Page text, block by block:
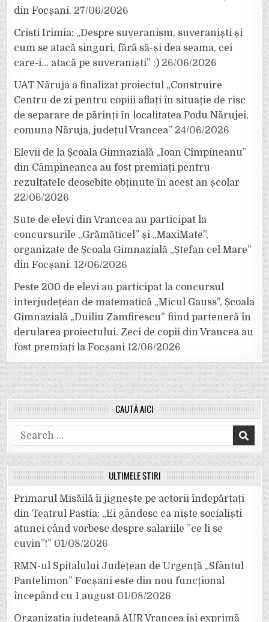
din Focșani. 27/06/2026
Cristi Irimia: „Despre suveranism, suveraniști și
cum se atacă singuri, fără să-și dea seama, cei
care-i… atacă pe suveraniști” :) 26/06/2026
UAT Năruja a finalizat proiectul „Construire
Centru de zi pentru copiii aflați în situație de risc
de separare de părinți în localitatea Podu Nărujei,
comuna Năruja, județul Vrancea” 24/06/2026
Elevii de la Școala Gimnazială „Ioan Cîmpineanu”
din Câmpineanca au fost premiați pentru
rezultatele deosebite obținute în acest an școlar
22/06/2026
Sute de elevi din Vrancea au participat la
concursurile „Grămăticel” și „MaxiMate”,
organizate de Școala Gimnazială „Ștefan cel Mare”
din Focșani. 12/06/2026
Peste 200 de elevi au participat la concursul
interjudețean de matematică „Micul Gauss”, Școala
Gimnazială „Duiliu Zamfirescu” fiind parteneră în
derularea proiectului. Zeci de copii din Vrancea au
fost premiați la Focșani 12/06/2026
CAUTĂ AICI
Search
for:
ULTIMELE ȘTIRI
Primarul Misăilă îi jignește pe actorii îndepărtați
din Teatrul Pastia: „Ei gândesc ca niște socialiști
atunci când vorbesc despre salariile ”ce li se
cuvin”!” 01/08/2026
RMN-ul Spitalului Județean de Urgență „Sfântul
Pantelimon” Focșani este din nou funcțional
începând cu 1 august 01/08/2026
Organizația județeană AUR Vrancea își exprimă